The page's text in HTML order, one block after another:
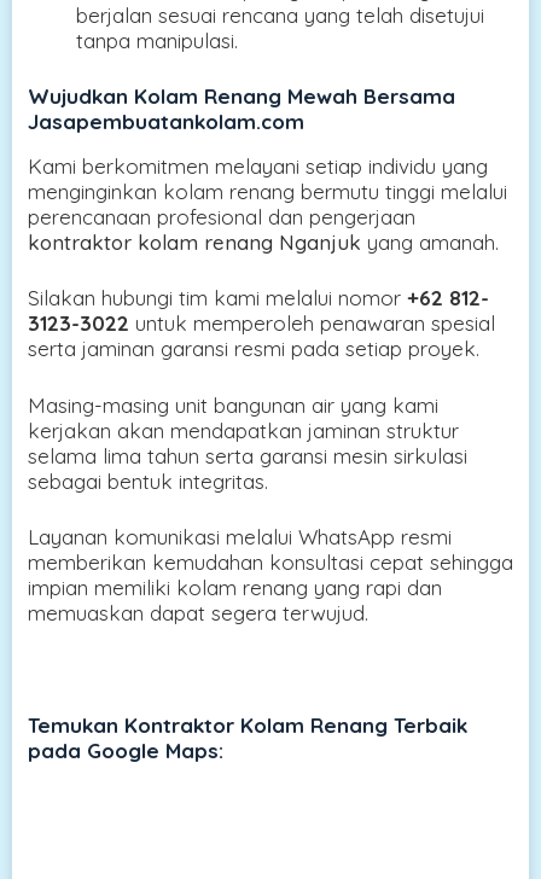
berjalan sesuai rencana yang telah disetujui
tanpa manipulasi.
Wujudkan Kolam Renang Mewah Bersama
Jasapembuatankolam.com
Kami berkomitmen melayani setiap individu yang
menginginkan kolam renang bermutu tinggi melalui
perencanaan profesional dan pengerjaan
kontraktor kolam renang Nganjuk yang amanah.
Silakan hubungi tim kami melalui nomor +62 812-
3123-3022 untuk memperoleh penawaran spesial
serta jaminan garansi resmi pada setiap proyek.
Masing-masing unit bangunan air yang kami
kerjakan akan mendapatkan jaminan struktur
selama lima tahun serta garansi mesin sirkulasi
sebagai bentuk integritas.
Layanan komunikasi melalui WhatsApp resmi
memberikan kemudahan konsultasi cepat sehingga
impian memiliki kolam renang yang rapi dan
memuaskan dapat segera terwujud.
Temukan Kontraktor Kolam Renang Terbaik
pada Google Maps: